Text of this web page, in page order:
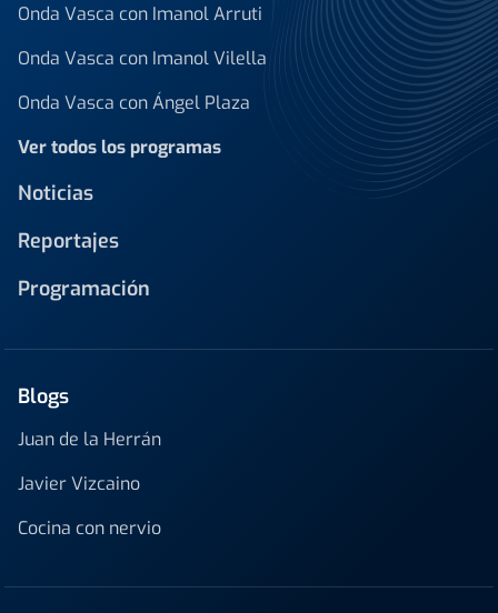
Onda Vasca con Imanol Arruti
Onda Vasca con Imanol Vilella
Onda Vasca con Ángel Plaza
Ver todos los programas
Noticias
Reportajes
Programación
Blogs
Juan de la Herrán
Javier Vizcaino
Cocina con nervio